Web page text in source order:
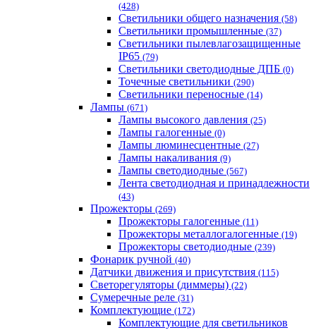
(428)
Светильники общего назначения (58)
Светильники промышленные (37)
Светильники пылевлагозащищенные
IP65 (79)
Светильники светодиодные ДПБ (0)
Точечные светильники (290)
Светильники переносные (14)
Лампы (671)
Лампы высокого давления (25)
Лампы галогенные (0)
Лампы люминесцентные (27)
Лампы накаливания (9)
Лампы светодиодные (567)
Лента светодиодная и принадлежности
(43)
Прожекторы (269)
Прожекторы галогенные (11)
Прожекторы металлогалогенные (19)
Прожекторы светодиодные (239)
Фонарик ручной (40)
Датчики движения и присутствия (115)
Светорегуляторы (диммеры) (22)
Сумеречные реле (31)
Комплектующие (172)
Комплектующие для светильников